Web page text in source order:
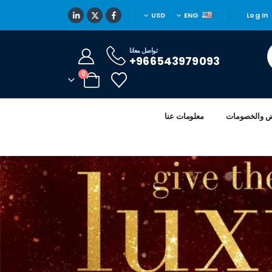
Log In
ENG
USD
تواصل معانا
966543979093+
0
والخصومات معلومات عنا